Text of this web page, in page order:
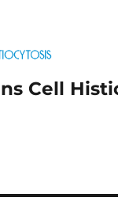
Cell